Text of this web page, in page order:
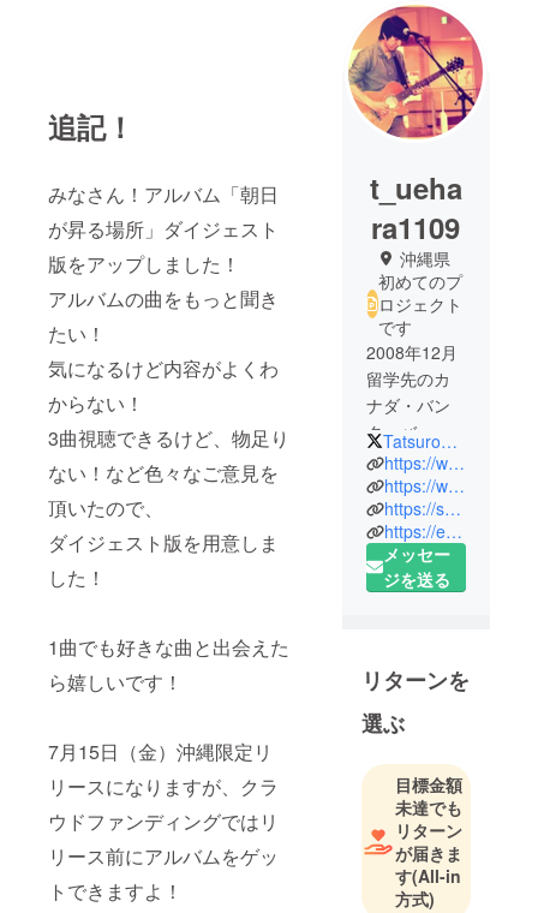
追記！
みなさん！アルバム「朝日
が昇る場所」ダイジェスト
版をアップしました！
アルバムの曲をもっと聞き
たい！
気になるけど内容がよくわ
からない！
3曲視聴できるけど、物足り
ない！など色々なご意見を
頂いたので、
ダイジェスト版を用意しま
した！
1曲でも好きな曲と出会えた
ら嬉しいです！
7月15日（金）沖縄限定リ
リースになりますが、クラ
ウドファンディングではリ
リース前にアルバムをゲッ
トできますよ！
t_ueha
ra1109
沖縄県
初めてのプ
ロジェクト
です
2008年12月
留学先のカ
ナダ・バン
クーバーで
音楽活動を
始める。
現地のスト
リートライ
ブで稼いだ
チップを
アン・アダ
ムスが経営
するスタジ
WAREHOUS
STUDIO”で
レコーディ
ング。
Tatsuro1109
https://www.facebook.com/T.Uehara1109
https://www.youtube.com/user/TatsuroUehara
https://soundcloud.com/tatsuro-uehara
https://eggs.mu/artist/t_1109
メッセー
ジを送る
リターンを
選ぶ
目標金額
未達でも
リターン
が届きま
す(All-in
方式)